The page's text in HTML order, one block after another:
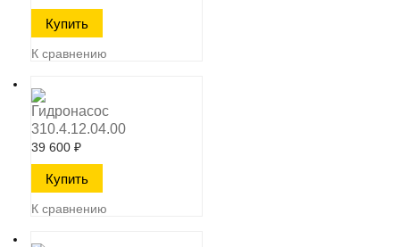
К сравнению
Гидронасос
310.4.12.04.00
39 600 ₽
К сравнению